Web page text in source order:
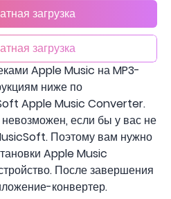
загрузка
загрузка
Apple Music на MP3-
ниже по
Apple Music Converter.
если бы у вас не
Поэтому вам нужно
Apple Music
После завершения
конвертер.